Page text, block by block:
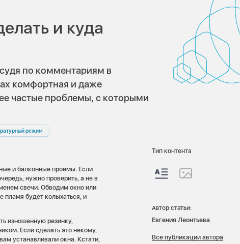
и куда
по комментариям в
комфортная и даже
частые проблемы, с которыми
режим
и балконные проемы. Если
нужно проверить, а не в
свечи. Обводим окно или
будет колыхаться, и
изношенную резинку,
Если сделать это некому,
устанавливали окна. Кстати,
Тип контента
Автор статьи:
Евгения Леонтьева
Все публикации автора